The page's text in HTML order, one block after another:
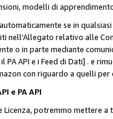
modelli di
se in
nell'Allegato relativo alle
o in parte mediante
PA API e i Feed di Dati] . e
con riguardo a quelli
e PA API
Licenza, potremmo mettere